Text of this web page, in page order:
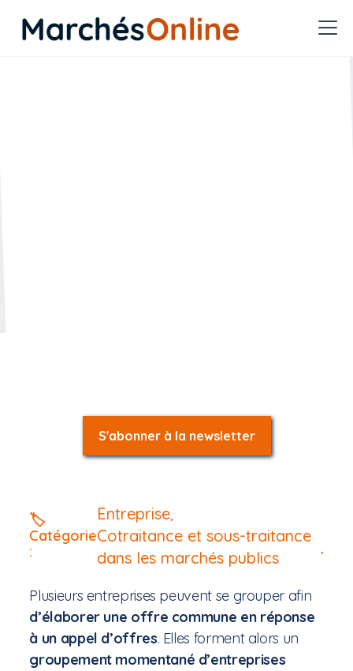
🏷️
Catégorie
:
Entreprise,
Cotraitance et sous-traitance
dans les marchés publics
,
Plusieurs entreprises peuvent se grouper afin
d’élaborer une offre commune en réponse
à un appel d’offres. Elles forment alors un
groupement momentané d’entreprises
S'abonner à la newsletter